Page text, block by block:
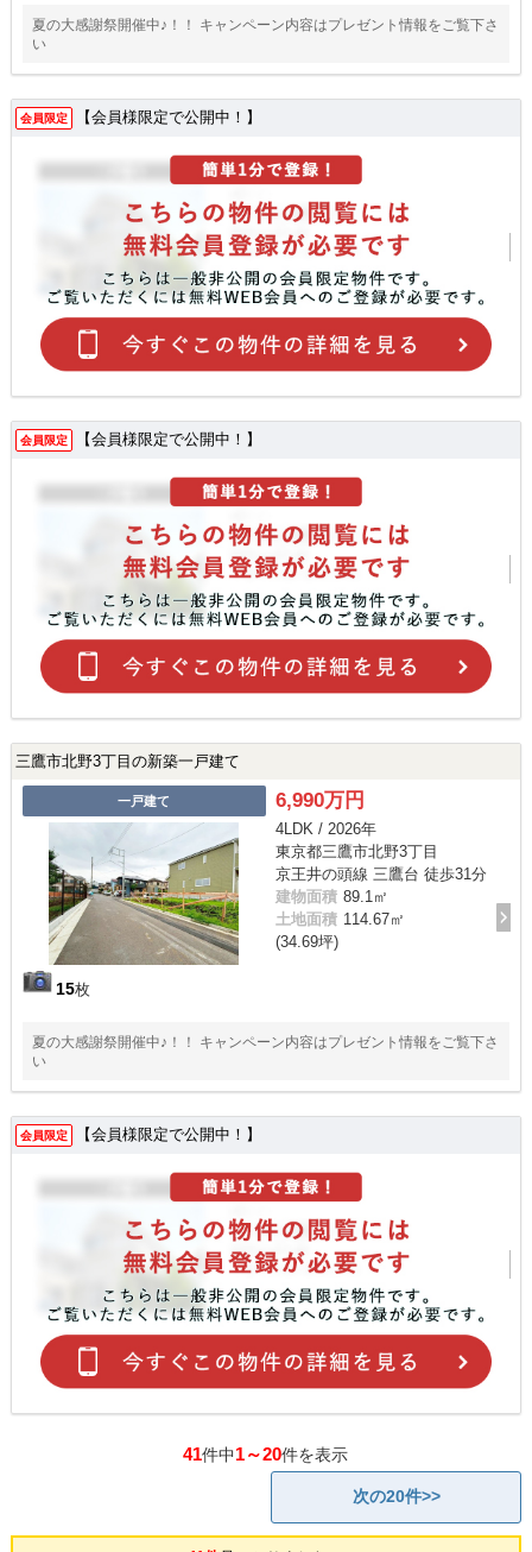
夏の大感謝祭開催中♪！！ キャンペーン内容はプレゼント情報をご覧下さ
い
会員限定 【会員様限定で公開中！】
会員限定 【会員様限定で公開中！】
三鷹市北野3丁目の新築一戸建て
一戸建て
15枚
6,990万円
4LDK / 2026年
東京都三鷹市北野3丁目
京王井の頭線 三鷹台 徒歩31分
建物面積 89.1㎡
土地面積 114.67㎡
(34.69坪)
夏の大感謝祭開催中♪！！ キャンペーン内容はプレゼント情報をご覧下さ
い
会員限定 【会員様限定で公開中！】
41件中1～20件を表示
次の20件>>